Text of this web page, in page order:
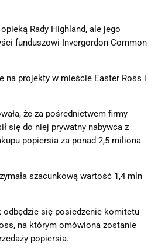
Rady Highland, ale jego
funduszowi Invergordon Common
na projekty w mieście Easter Ross i
że za pośrednictwem firmy
się do niej prywatny nabywca z
popiersia za ponad 2,5 miliona
szacunkową wartość 1,4 mln
odbędzie się posiedzenie komitetu
na którym omówiona zostanie
popiersia.